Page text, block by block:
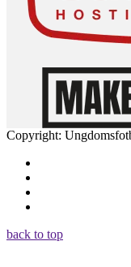
Copyright:
back to top